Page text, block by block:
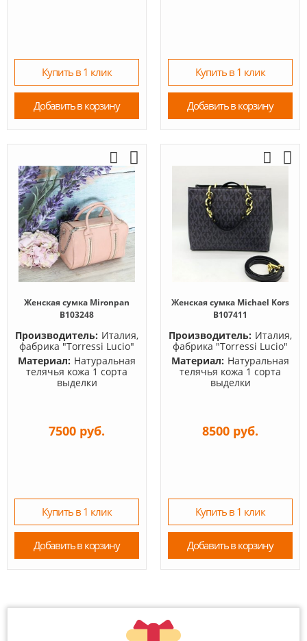
Купить в 1 клик
Добавить в корзину
Купить в 1 клик
Добавить в корзину
Женская сумка Mironpan
B103248
Производитель: Италия,
фабрика "Torressi Lucio"
Материал: Натуральная
телячья кожа 1 сорта
выделки
7500 руб.
Купить в 1 клик
Добавить в корзину
Женская сумка Michael Kors
B107411
Производитель: Италия,
фабрика "Torressi Lucio"
Материал: Натуральная
телячья кожа 1 сорта
выделки
8500 руб.
Купить в 1 клик
Добавить в корзину